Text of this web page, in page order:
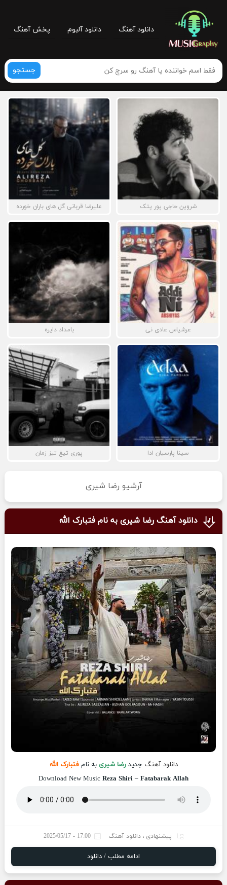
دانلود آهنگ دانلود آلبوم پخش آهنگ
جستجو
شروین حاجی پور پتک علیرضا قربانی گل های باران خورده
عرشیاس عادی نی بامداد دایره
سینا پارسیان ادا پوری تیغ تیز زمان
آرشیو رضا شیری
دانلود آهنگ رضا شیری به نام فتبارک الله
دانلود آهنگ جدیدرضا شیریبه نامفتبارک الله
Download New Music Reza Shiri – Fatabarak Allah
پیشنهادی ، دانلود آهنگ 17:00 - 2025/05/17
ادامه مطلب / دانلود